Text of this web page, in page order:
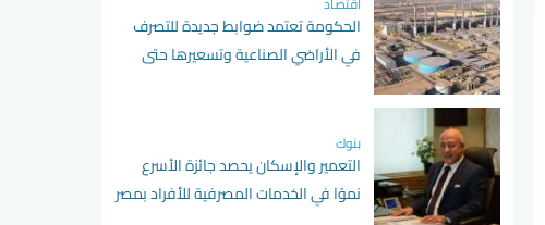
الحكومة تعتمد ضوابط جديدة للتصرف
في الأراضي الصناعية وتسعيرها حتى
بنوك
التعمير والإسكان يحصد جائزة الأسرع
نموًا في الخدمات المصرفية للأفراد بمصر